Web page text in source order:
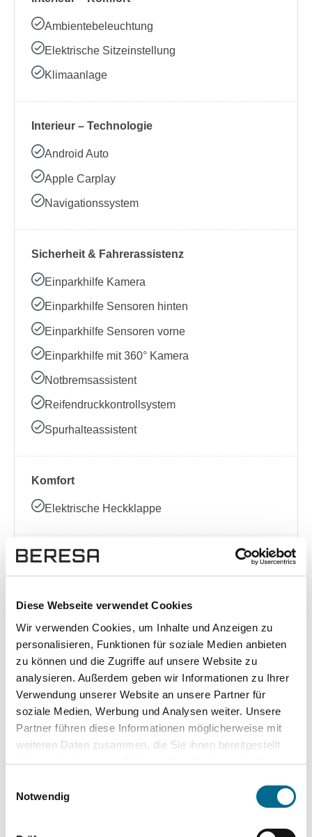
Diese Webseite verwendet Cookies
Wir verwenden Cookies, um Inhalte und Anzeigen zu
personalisieren, Funktionen für soziale Medien anbieten
zu können und die Zugriffe auf unsere Website zu
analysieren. Außerdem geben wir Informationen zu Ihrer
Verwendung unserer Website an unsere Partner für
soziale Medien, Werbung und Analysen weiter. Unsere
Partner führen diese Informationen möglicherweise mit
weiteren Daten zusammen, die Sie ihnen bereitgestellt
haben oder die sie im Rahmen Ihrer Nutzung der Dienste
Cookies, wenn Sie unsere Webseite weiterhin nutzen.
Notwendig
Ambientebeleuchtung
Elektrische Sitzeinstellung
Klimaanlage
Interieur – Technologie
Android Auto
Apple Carplay
Navigationssystem
Sicherheit & Fahrerassistenz
Einparkhilfe Kamera
Einparkhilfe Sensoren hinten
Einparkhilfe Sensoren vorne
Einparkhilfe mit 360° Kamera
Notbremsassistent
Reifendruckkontrollsystem
Spurhalteassistent
Komfort
Elektrische Heckklappe
Exposé herunterladen [pdf]
Unsere Vorteile
wuddi Leasing Kauf
Versicherung ✔ - -
-